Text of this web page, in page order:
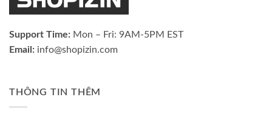
Support Time: Mon – Fri: 9AM-5PM EST
Email: info@shopizin.com
THÔNG TIN THÊM